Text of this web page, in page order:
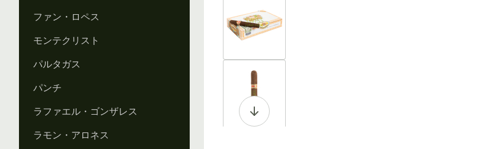
ファン・ロペス
モンテクリスト
パルタガス
パンチ
ラファエル・ゴンザレス
ラモン・アロネス